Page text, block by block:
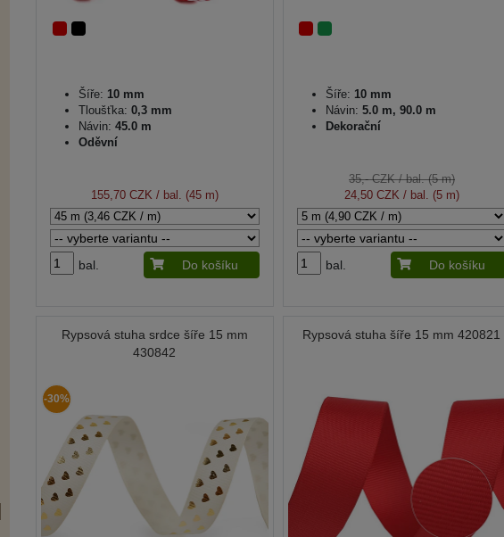
Šíře: 10 mm
Tloušťka: 0,3 mm
Návin: 45.0 m
Oděvní
155,70 CZK / bal. (45 m)
bal. Do košíku
Šíře: 10 mm
Návin: 5.0 m, 90.0 m
Dekorační
35,- CZK/ bal. (5 m)
24,50 CZK / bal. (5 m)
bal. Do košíku
Rypsová stuha srdce šíře 15 mm
430842
-30%
Rypsová stuha šíře 15 mm 420821